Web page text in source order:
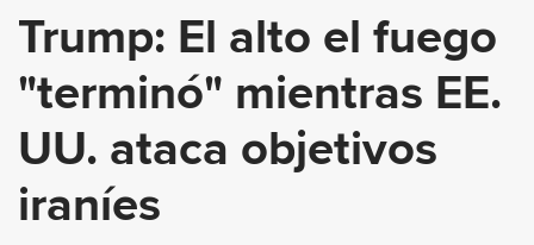
Trump: El alto el fuego
"terminó" mientras EE.
UU. ataca objetivos
iraníes